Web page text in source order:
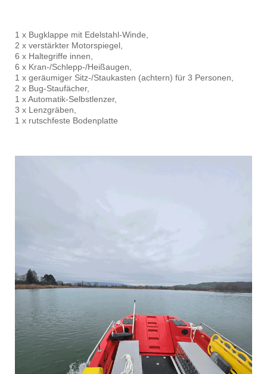
1 x Bugklappe mit Edelstahl-Winde,
2 x verstärkter Motorspiegel,
6 x Haltegriffe innen,
6 x Kran-/Schlepp-/Heißaugen,
1 x geräumiger Sitz-/Staukasten (achtern) für 3 Personen,
2 x Bug-Staufächer,
1 x Automatik-Selbstlenzer,
3 x Lenzgräben,
1 x rutschfeste Bodenplatte